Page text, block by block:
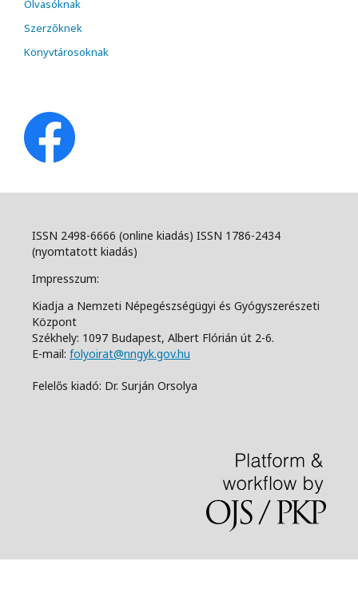
Olvasóknak
Szerzőknek
Könyvtárosoknak
ISSN 2498-6666 (online kiadás) ISSN 1786-2434
(nyomtatott kiadás)
Impresszum:
Kiadja a Nemzeti Népegészségügyi és Gyógyszerészeti
Központ
Székhely: 1097 Budapest, Albert Flórián út 2-6.
E-mail: folyoirat@nngyk.gov.hu
Felelős kiadó: Dr. Surján Orsolya